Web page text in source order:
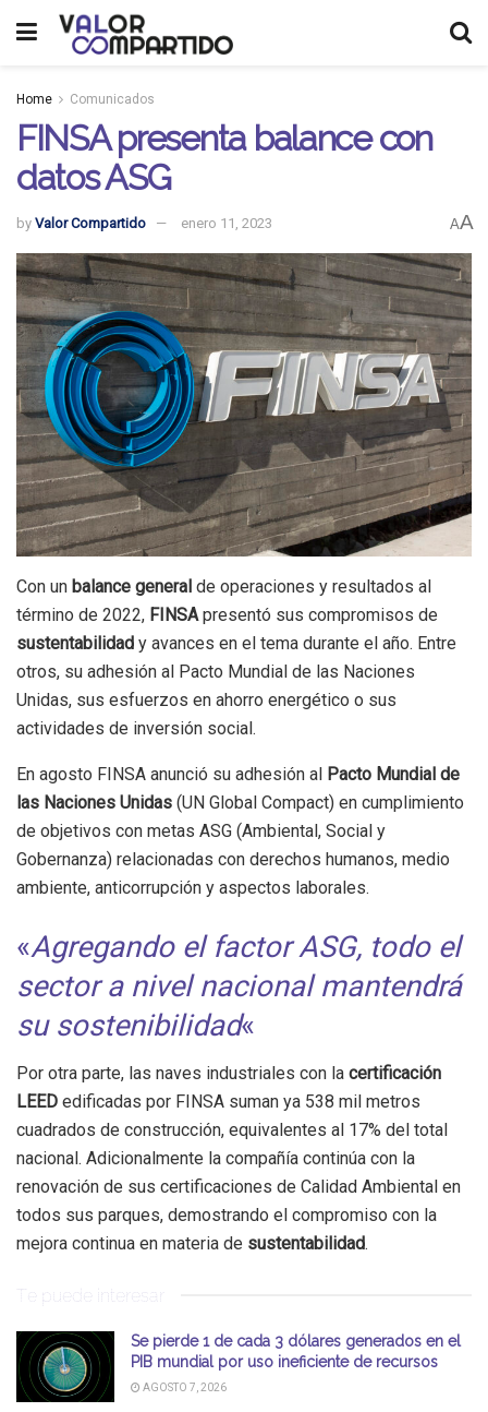
Home Comunicados
FINSA presenta balance con
datos ASG
by Valor Compartido enero 11, 2023 AA
Con un balance general de operaciones y resultados al
término de 2022, FINSApresentó sus compromisos de
sustentabilidad y avances en el tema durante el año. Entre
otros, su adhesión al Pacto Mundial de las Naciones
Unidas, sus esfuerzos en ahorro energético o sus
actividades de inversión social.
En agosto FINSA anunció su adhesión al Pacto Mundial de
las Naciones Unidas (UN Global Compact) en cumplimiento
de objetivos con metas ASG (Ambiental, Social y
Gobernanza) relacionadas con derechos humanos, medio
ambiente, anticorrupción y aspectos laborales.
«Agregando el factor ASG, todo el
sector a nivel nacional mantendrá
su sostenibilidad«
Por otra parte, las naves industriales con la certificación
LEED edificadas por FINSA suman ya 538 mil metros
cuadrados de construcción, equivalentes al 17% del total
nacional. Adicionalmente la compañía continúa con la
renovación de sus certificaciones de Calidad Ambiental en
todos sus parques, demostrando el compromiso con la
mejora continua en materia de sustentabilidad.
Te puede interesar
Se pierde 1 de cada 3 dólares generados en el
PIB mundial por uso ineficiente de recursos
AGOSTO 7, 2026